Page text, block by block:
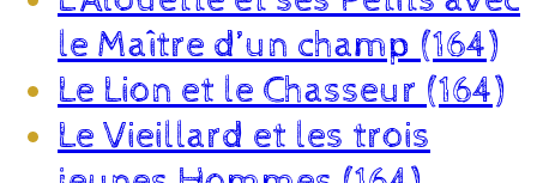
le Maître d’un champ (164)
Le Lion et le Chasseur (164)
Le Vieillard et les trois